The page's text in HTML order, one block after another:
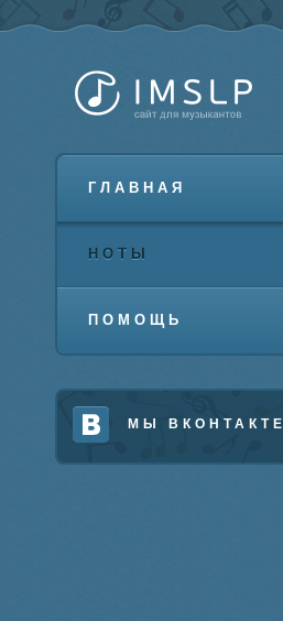
ГЛАВНАЯ
НОТЫ
ПОМОЩЬ
МЫ ВКОНТАКТЕ